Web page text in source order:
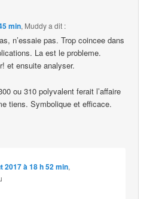
min, Muddya dit :
n’essaie pas. Trop coincee dans
La est le probleme.
et ensuite analyser.
ou 310 polyvalent ferait l’affaire
tiens. Symbolique et efficace.
2017 à 18 h 52 min,